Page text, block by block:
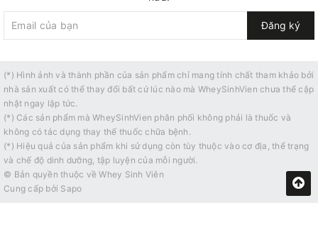
Đăng ký
(*) Hình ảnh và thành phần của sản phẩm chỉ mang tính chất tham khảo bởi
nhà sản xuất có thể thay đổi bất cứ lúc nào mà WheySinhVien chưa thể cập
nhật ngay lập tức.
(*) Các sản phẩm mà WheySinhVien phân phối không phải là thuốc và
không có tác dụng thay thế thuốc chữa bệnh.
(*) Hiệu quả của sản phẩm khi sử dụng còn tùy thuộc vào cơ địa, thể trạng
và chế độ dinh dưỡng, tập luyện của mỗi người.
© Bản quyền thuộc vềWhey Sinh Viên
Cung cấp bởi Sapo